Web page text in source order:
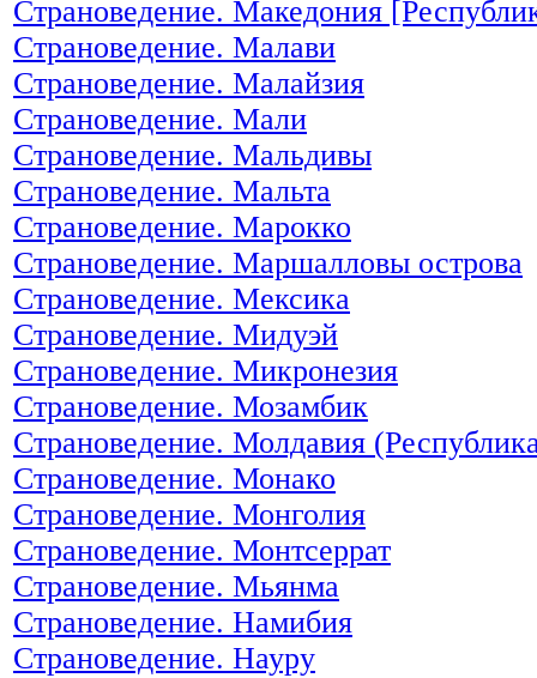
Страноведение. Македония
Страноведение. Малави
Страноведение. Малайзия
Страноведение. Мали
Страноведение. Мальдивы
Страноведение. Мальта
Страноведение. Марокко
Страноведение. Маршалловы острова
Страноведение. Мексика
Страноведение. Мидуэй
Страноведение. Микронезия
Страноведение. Мозамбик
Страноведение. Молдавия
Страноведение. Монако
Страноведение. Монголия
Страноведение. Монтсеррат
Страноведение. Мьянма
Страноведение. Намибия
Страноведение. Науру